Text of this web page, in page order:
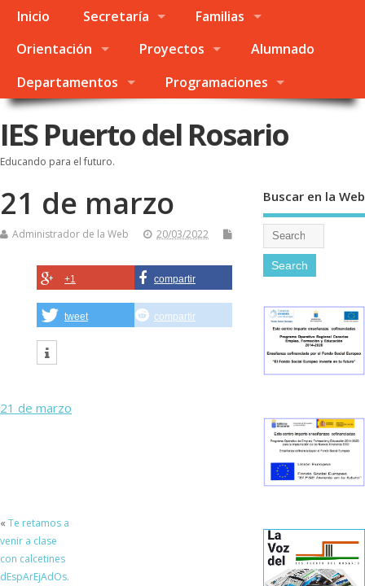
Inicio Secretaría
Familias
Orientación
Proyectos
Alumnado
Departamentos
Programaciones
IES Puerto del Rosario
Educando para el futuro.
21 de marzo
Administrador de la Web 20/03/2022
+1 compartir
tweet compartir
21 de marzo
« Te retamos a
venir a clase
con calcetines
dEspArEjAdOs.
Buscar en la Web